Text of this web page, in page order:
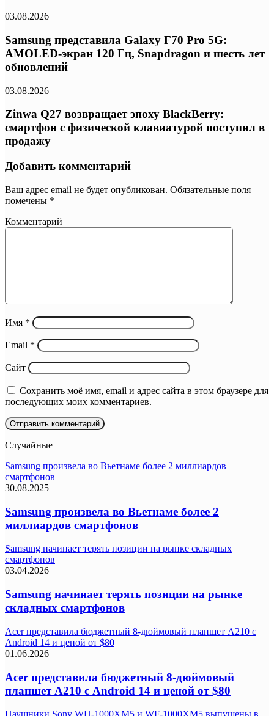
03.08.2026
Samsung представила Galaxy F70 Pro 5G:
AMOLED-экран 120 Гц, Snapdragon и шесть лет
обновлений
03.08.2026
Zinwa Q27 возвращает эпоху BlackBerry:
смартфон с физической клавиатурой поступил в
продажу
Добавить комментарий
Ваш адрес email не будет опубликован. Обязательные поля
помечены *
Комментарий
Имя *
Email *
Сайт
Сохранить моё имя, email и адрес сайта в этом браузере для
последующих моих комментариев.
Случайные
Samsung произвела во Вьетнаме более 2 миллиардов
смартфонов
30.08.2025
Samsung произвела во Вьетнаме более 2
миллиардов смартфонов
Samsung начинает терять позиции на рынке складных
смартфонов
03.04.2026
Samsung начинает терять позиции на рынке
складных смартфонов
Acer представила бюджетный 8-дюймовый планшет A210 с
Android 14 и ценой от $80
01.06.2026
Acer представила бюджетный 8-дюймовый
планшет A210 с Android 14 и ценой от $80